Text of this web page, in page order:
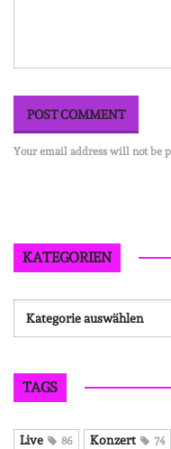
Your email address will not be
KATEGORIEN
Kategorien
TAGS
Live 86 Konzert 74